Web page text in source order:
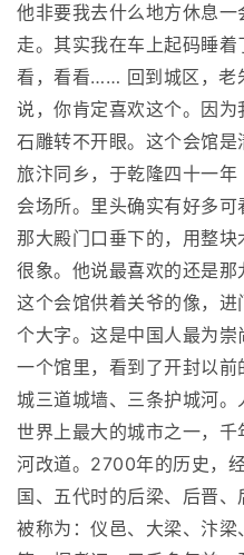
他非要我去什么地方休息
走。其实我在车上起码睡
看，看看…… 回到城区，老
说，你肯定喜欢这个。因
石雕转不开眼。这个会馆
旅汴同乡，于乾隆四十一
会场所。里头确实有好多
那大殿门口垂下的，用整
很象。他说最喜欢的还是那
这个会馆供着关爷的像，进
个大字。这是中国人最为
一个馆里，看到了开封以
城三道城墙、三条护城河
世界上最大的城市之一，
河改道。2700年的历史，
国、五代时的后梁、后晋
被称为：仪邑、大梁、汴